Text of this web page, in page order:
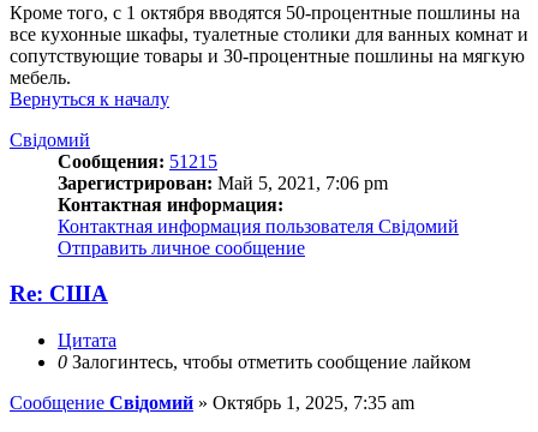
Кроме того, с 1 октября вводятся 50-процентные пошлины на
все кухонные шкафы, туалетные столики для ванных комнат и
сопутствующие товары и 30-процентные пошлины на мягкую
мебель.
Вернуться к началу
Свідомий
Сообщения: 51215
Зарегистрирован: Май 5, 2021, 7:06 pm
Контактная информация:
Контактная информация пользователя Свідомий
Отправить личное сообщение
Re: США
Цитата
0 Залогинтесь, чтобы отметить сообщение лайком
Сообщение Свідомий » Октябрь 1, 2025, 7:35 am